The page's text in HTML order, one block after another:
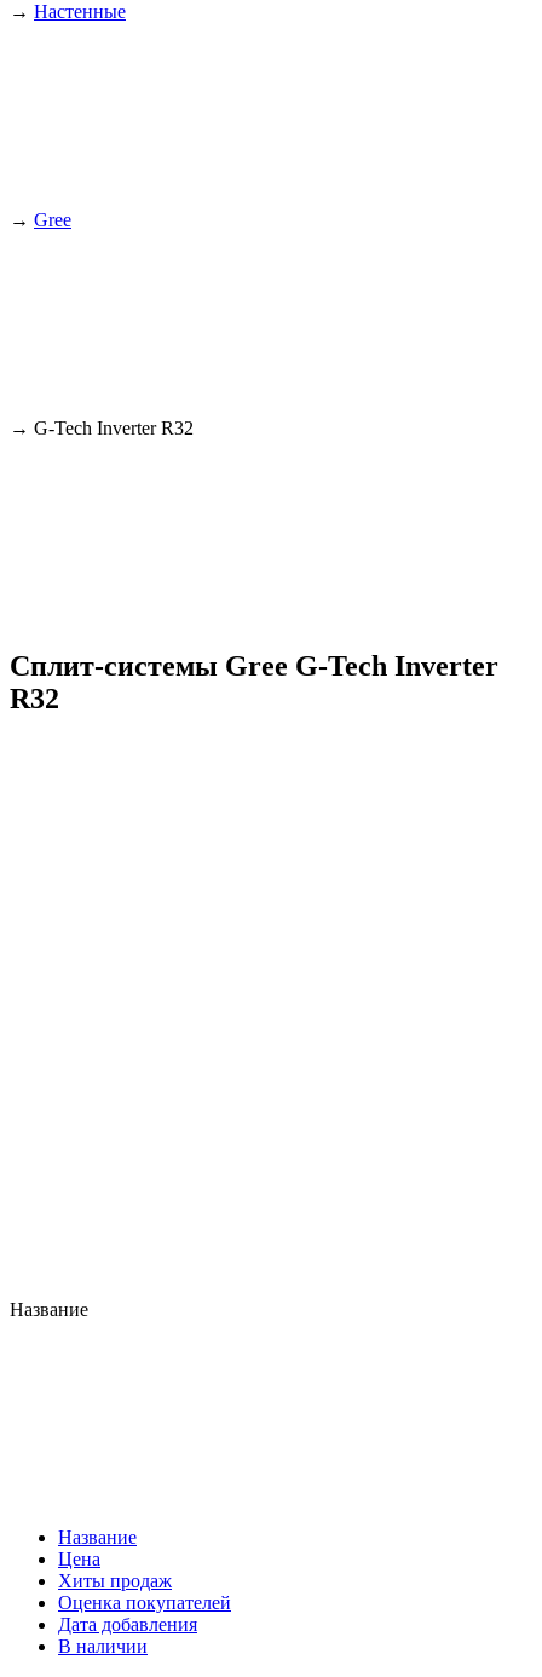
→ Настенные
→ Gree
→ G-Tech Inverter R32
Сплит-системы Gree G-Tech Inverter
R32
Название
Название
Цена
Хиты продаж
Оценка покупателей
Дата добавления
В наличии